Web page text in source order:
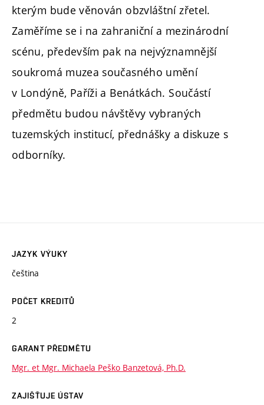
kterým bude věnován obzvláštní zřetel.
Zaměříme se i na zahraniční a mezinárodní
scénu, především pak na nejvýznamnější
soukromá muzea současného umění
v Londýně, Paříži a Benátkách. Součástí
předmětu budou návštěvy vybraných
tuzemských institucí, přednášky a diskuze s
odborníky.
JAZYK VÝUKY
čeština
POČET KREDITŮ
2
GARANT PŘEDMĚTU
Mgr. et Mgr. Michaela Peško Banzetová, Ph.D.
ZAJIŠŤUJE ÚSTAV